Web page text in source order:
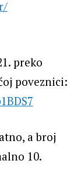
preko
poveznici:
a broj
10.